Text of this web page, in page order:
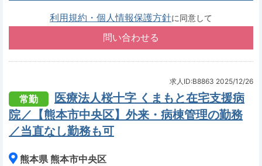
利用規約・個人情報保護方針に同意して
求人ID:B8863 2025/12/26
常勤
医療法人桜十字 くまもと在宅支援病
院／【熊本市中央区】外来・病棟管理の勤務
／当直なし勤務も可
熊本県 熊本市中央区